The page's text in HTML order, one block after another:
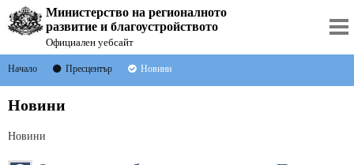
Министерство на регионалното
развитие и благоустройството
Официален уебсайт
Начало Пресцентър Новини
Новини
Новини